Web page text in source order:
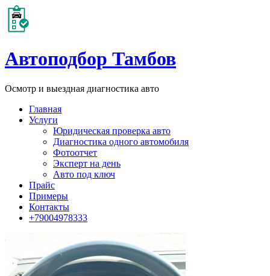
Автоподбор Тамбов
Осмотр и выездная диагностика авто
Главная
Услуги
Юридическая проверка авто
Диагностика одного автомобиля
Фотоотчет
Эксперт на день
Авто под ключ
Прайс
Примеры
Контакты
+79004978333